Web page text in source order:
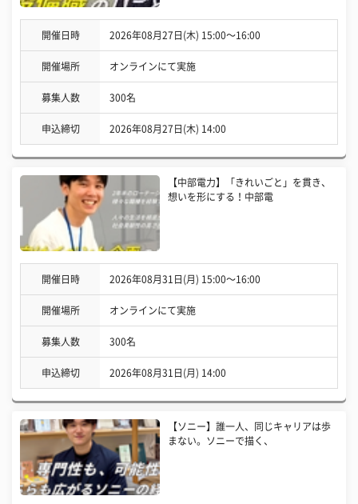
開催日時 2026年08月27日(木) 15:00〜16:00
開催場所 オンラインにて実施
募集人数 300名
申込締切 2026年08月27日(木) 14:00
【中部電力】「きれいごと」を貫き、
想いを形にする！中部電
開催日時 2026年08月31日(月) 15:00〜16:00
開催場所 オンラインにて実施
募集人数 300名
申込締切 2026年08月31日(月) 14:00
【ソニー】誰一人、同じキャリアは歩
まない。ソニーで描く、